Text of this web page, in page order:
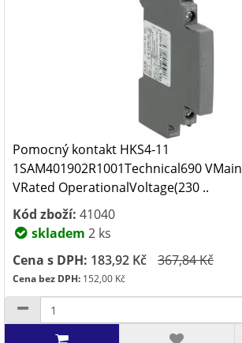
Pomocný kontakt HKS4-11
1SAM401902R1001Technical690
VRated OperationalVoltage(230 ..
Kód zboží: 41040
skladem 2 ks
Cena s DPH: 183,92 Kč 367,84 Kč
Cena bez DPH: 152,00 Kč